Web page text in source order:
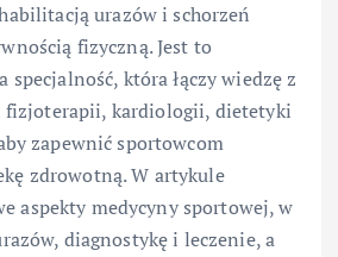
urazów i schorzeń
fizyczną. Jest to
która łączy wiedzę z
fizjoterapii, kardiologii, dietetyki
zapewnić sportowcom
zdrowotną. W artykule
aspekty medycyny sportowej, w
diagnostykę i leczenie, a